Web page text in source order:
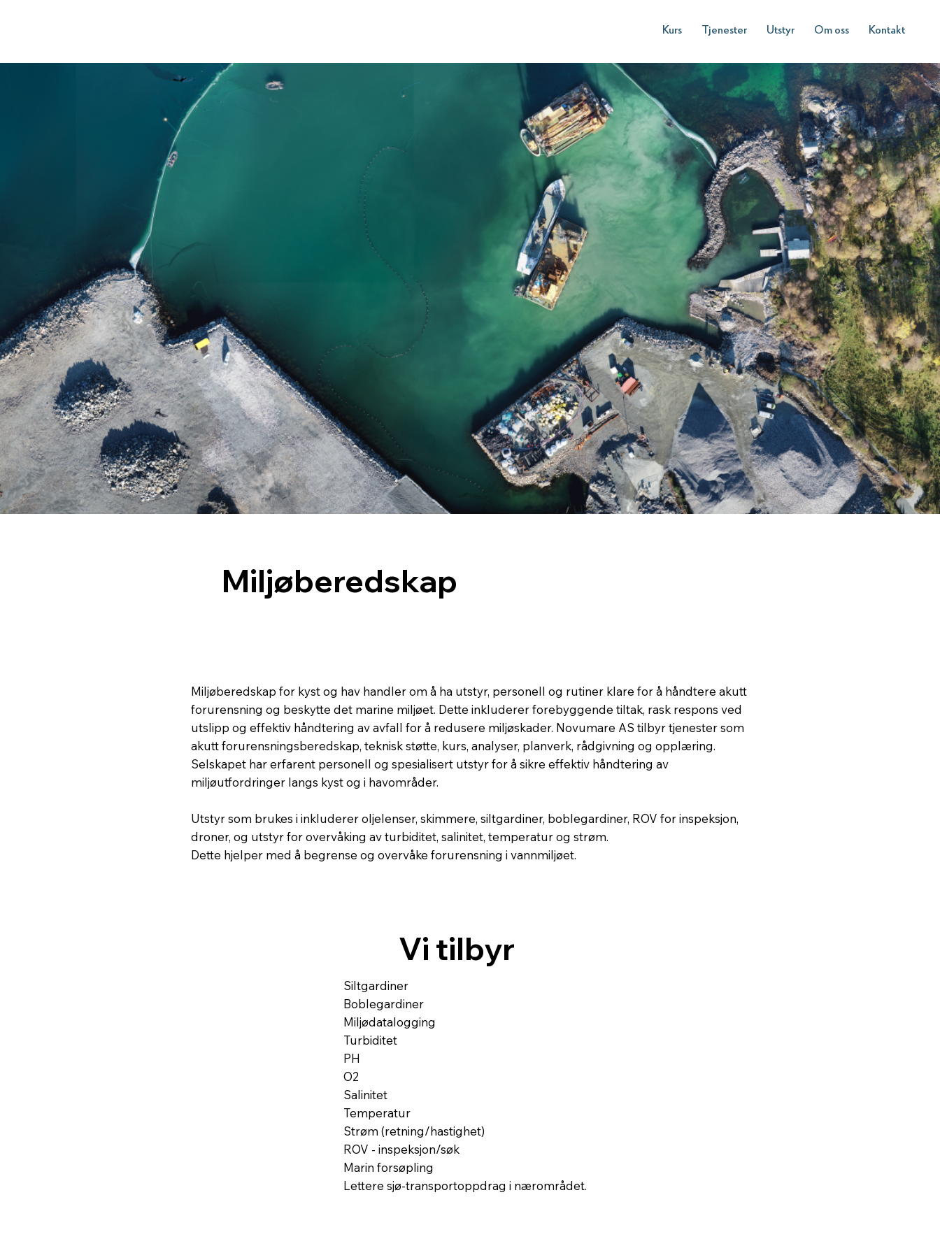
Kurs Tjenester Utstyr Om oss Kontakt
Miljøberedskap
Miljøberedskap for kyst og hav handler om å ha utstyr, personell og rutiner klare for å håndtere akutt
forurensning og beskytte det marine miljøet. Dette inkluderer forebyggende tiltak, rask respons ved
utslipp og effektiv håndtering av avfall for å redusere miljøskader. Novumare AS tilbyr tjenester som
akutt forurensningsberedskap, teknisk støtte, kurs, analyser, planverk, rådgivning og opplæring.
Selskapet har erfarent personell og spesialisert utstyr for å sikre effektiv håndtering av
miljøutfordringer langs kyst og i havområder.
Utstyr som brukes i inkluderer oljelenser, skimmere, siltgardiner, boblegardiner, ROV for inspeksjon,
droner, og utstyr for overvåking av turbiditet, salinitet, temperatur og strøm.
Dette hjelper med å begrense og overvåke forurensning i vannmiljøet.
Vi tilbyr
Siltgardiner
Boblegardiner
Miljødatalogging
Turbiditet
PH
O2
Salinitet
Temperatur
Strøm (retning/hastighet)
ROV - inspeksjon/søk
Marin forsøpling
Lettere sjø-transportoppdrag i nærområdet.